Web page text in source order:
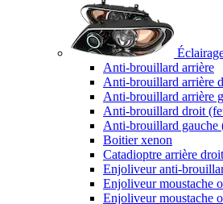
Anti-brouillard arrière
Anti-brouillard arrière
Anti-brouillard arrière
Anti-brouillard droit
Anti-brouillard gauche
Boitier xenon
Catadioptre arrière droit
Enjoliveur anti-
Enjoliveur moustache
Enjoliveur moustache